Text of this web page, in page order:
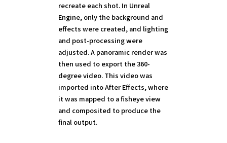
recreate each shot. In Unreal
Engine, only the background and
effects were created, and lighting
and post-processing were
adjusted. A panoramic render was
then used to export the 360-
degree video. This video was
imported into After Effects, where
it was mapped to a fisheye view
and composited to produce the
final output.